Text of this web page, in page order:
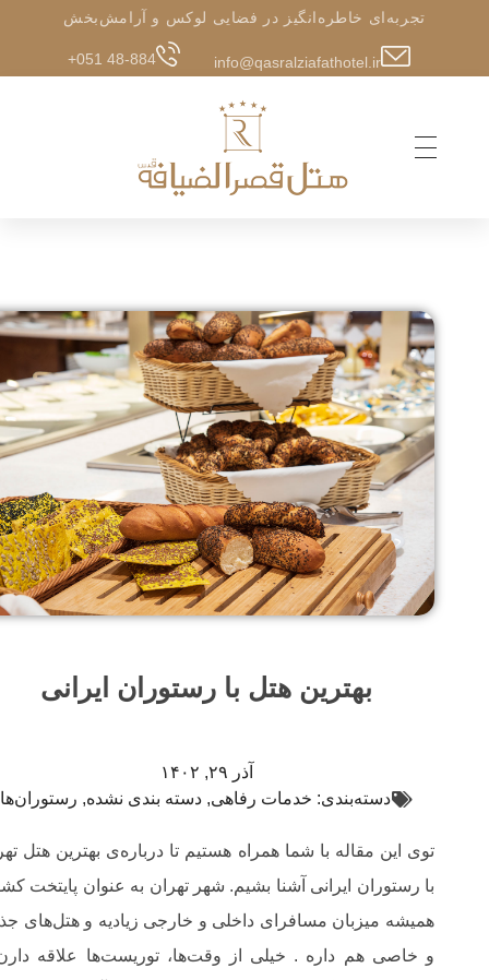
تجربه‌ای خاطره‌انگیز در فضایی لوکس و آرامش‌بخش
info@qasralziafathotel.ir
+051 48-884
بهترین هتل با رستوران ایرانی
آذر ۲۹, ۱۴۰۲
دسته‌بندی: خدمات رفاهی, دسته بندی نشده, رستوران‌ها
توی این مقاله با شما همراه هستیم تا درباره‌ی بهترین هتل
با رستوران ایرانی آشنا بشیم. شهر تهران به عنوان پایتخت
همیشه میزبان مسافرای داخلی و خارجی زیادیه و هتل‌های
و خاصی هم داره . خیلی از وقت‌ها، توریست‌ها علاقه